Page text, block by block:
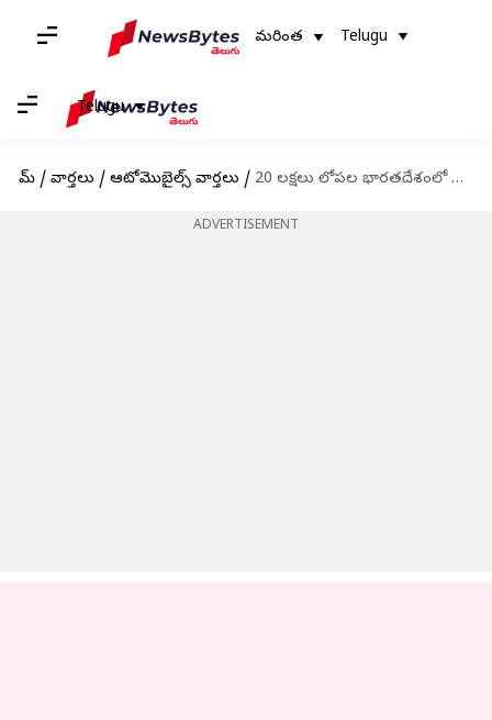
మరింత Telugu
Telugu
హోమ్ / వార్తలు / ఆటోమొబైల్స్ వార్తలు / 20 లక్షలు లోపల భారతదేశంలో అందుబాటులో ఉన్న టాప్ 5 MPVలు
ADVERTISEMENT